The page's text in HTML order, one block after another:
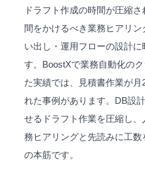
ドラフト作成の時間が圧縮
間をかけるべき業務ヒアリ
い出し・運用フローの設計に
す。BoostXで業務自動化の
た実績では、
見積書作業が月
れた事例があります。DB設
せるドラフト作業を圧縮し
務ヒアリングと先読みに工
の本筋です。